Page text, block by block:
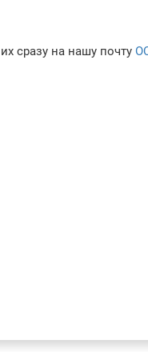
сразу на нашу почту